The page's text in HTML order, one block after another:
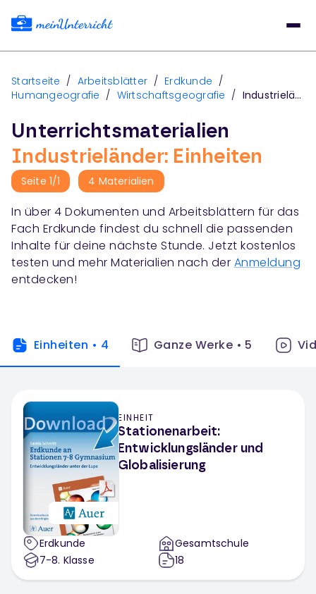
Startseite / Arbeitsblätter / Erdkunde /
Humangeografie / Wirtschaftsgeografie / Industrieländer
Unterrichtsmaterialien
Industrieländer: Einheiten
Seite 1/1 4 Materialien
In über 4 Dokumenten und Arbeitsblättern für das
Fach Erdkunde findest du schnell die passenden
Inhalte für deine nächste Stunde. Jetzt kostenlos
testen und mehr Materialien nach der Anmeldung
entdecken!
Einheiten • 4 Ganze Werke • 5
EINHEIT
Stationenarbeit:
Entwicklungsländer und
Globalisierung
Erdkunde
7-8. Klasse
Gesamtschule
18